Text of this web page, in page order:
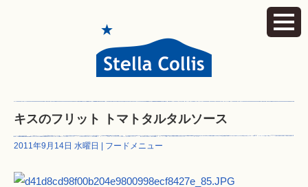
キスのフリット トマトタルタルソース
2011年9月14日 水曜日 | フードメニュー